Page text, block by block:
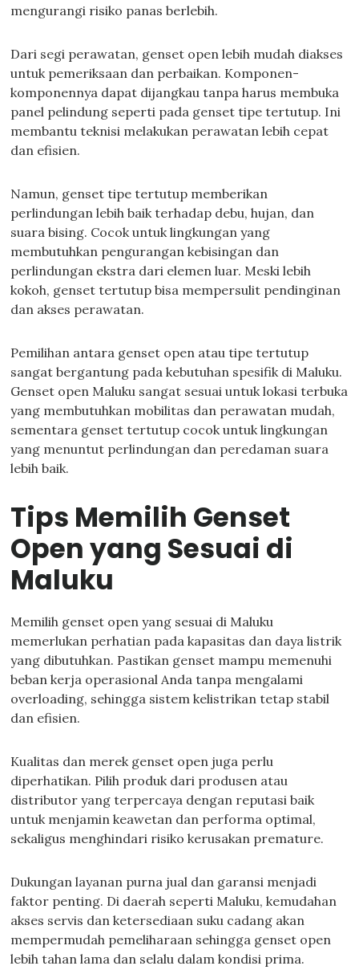
mengurangi risiko panas berlebih.
Dari segi perawatan, genset open lebih mudah diakses
untuk pemeriksaan dan perbaikan. Komponen-
komponennya dapat dijangkau tanpa harus membuka
panel pelindung seperti pada genset tipe tertutup. Ini
membantu teknisi melakukan perawatan lebih cepat
dan efisien.
Namun, genset tipe tertutup memberikan
perlindungan lebih baik terhadap debu, hujan, dan
suara bising. Cocok untuk lingkungan yang
membutuhkan pengurangan kebisingan dan
perlindungan ekstra dari elemen luar. Meski lebih
kokoh, genset tertutup bisa mempersulit pendinginan
dan akses perawatan.
Pemilihan antara genset open atau tipe tertutup
sangat bergantung pada kebutuhan spesifik di Maluku.
Genset open Maluku sangat sesuai untuk lokasi terbuka
yang membutuhkan mobilitas dan perawatan mudah,
sementara genset tertutup cocok untuk lingkungan
yang menuntut perlindungan dan peredaman suara
lebih baik.
Tips Memilih Genset
Open yang Sesuai di
Maluku
Memilih genset open yang sesuai di Maluku
memerlukan perhatian pada kapasitas dan daya listrik
yang dibutuhkan. Pastikan genset mampu memenuhi
beban kerja operasional Anda tanpa mengalami
overloading, sehingga sistem kelistrikan tetap stabil
dan efisien.
Kualitas dan merek genset open juga perlu
diperhatikan. Pilih produk dari produsen atau
distributor yang terpercaya dengan reputasi baik
untuk menjamin keawetan dan performa optimal,
sekaligus menghindari risiko kerusakan premature.
Dukungan layanan purna jual dan garansi menjadi
faktor penting. Di daerah seperti Maluku, kemudahan
akses servis dan ketersediaan suku cadang akan
mempermudah pemeliharaan sehingga genset open
lebih tahan lama dan selalu dalam kondisi prima.